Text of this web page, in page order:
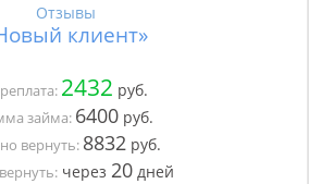
Отзывы
клиент»
2432 руб.
займа: 6400руб.
вернуть: 8832 руб.
через 20 дней